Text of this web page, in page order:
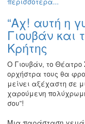
“Αχ! αυτή η
Γιουβάν και
Κρήτης
Ο Γιουβάν, το Θέατρο
ορχήστρα τους θα
μείνει αξέχαστη σε
χαρούμενη
σου”!